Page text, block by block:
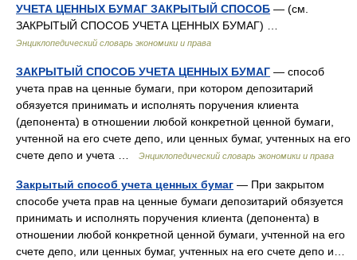
УЧЕТА ЦЕННЫХ БУМАГ ЗАКРЫТЫЙ СПОСОБ — (см.
ЗАКРЫТЫЙ СПОСОБ УЧЕТА ЦЕННЫХ БУМАГ) …
Энциклопедический словарь экономики и права
ЗАКРЫТЫЙ СПОСОБ УЧЕТА ЦЕННЫХ БУМАГ — способ
учета прав на ценные бумаги, при котором депозитарий
обязуется принимать и исполнять поручения клиента
(депонента) в отношении любой конкретной ценной бумаги,
учтенной на его счете депо, или ценных бумаг, учтенных на его
счете депо и учета …
Энциклопедический словарь экономики и права
Закрытый способ учета ценных бумаг — При закрытом
способе учета прав на ценные бумаги депозитарий обязуется
принимать и исполнять поручения клиента (депонента) в
отношении любой конкретной ценной бумаги, учтенной на его
счете депо, или ценных бумаг, учтенных на его счете депо и…